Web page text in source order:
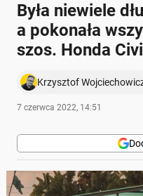
Była niewiele
a pokonała
szos. Honda
Krzysztof
7 czerwca 2022, 14:51